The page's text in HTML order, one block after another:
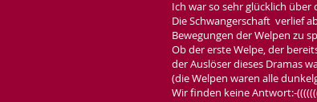
Ich war so sehr glücklich
Die Schwangerschaft verlief
Bewegungen der Welpen zu
Ob der erste Welpe, der
der Auslöser dieses Dramas
(die Welpen waren alle
Wir finden keine Antwort:-